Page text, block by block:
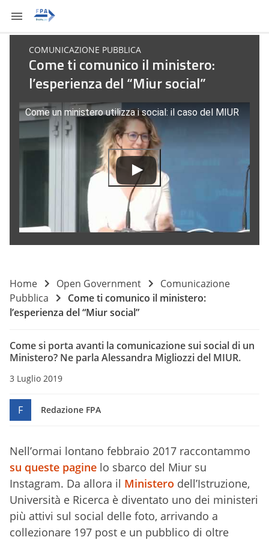
COMUNICAZIONE PUBBLICA
Come ti comunico il ministero:
l’esperienza del “Miur social”
Come un ministero utilizza i social: il caso del MIUR
Home Open Government
Comunicazione
Pubblica
Come ti comunico il ministero:
l’esperienza del “Miur social”
Come si porta avanti la comunicazione sui social di un
Ministero? Ne parla Alessandra Migliozzi del MIUR.
3 Luglio 2019
F Redazione FPA
Nell’ormai lontano febbraio 2017 raccontammo
su queste pagine lo sbarco del Miur su
Instagram. Da allora il Ministero dell’Istruzione,
Università e Ricerca è diventato uno dei ministeri
più attivi sul social delle foto, arrivando a
collezionare 197 post e un pubblico di oltre